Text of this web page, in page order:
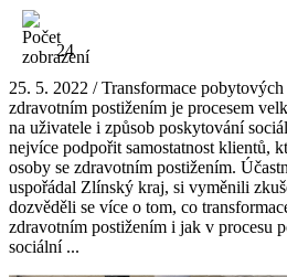
24
25. 5. 2022 / Transformace
zdravotním postižením je procesem
na uživatele i způsob poskytování
nejvíce podpořit samostatnost klientů,
osoby se zdravotním postižením.
uspořádal Zlínský kraj, si vyměnili
dozvěděli se více o tom, co
zdravotním postižením i jak v procesu
sociální ...